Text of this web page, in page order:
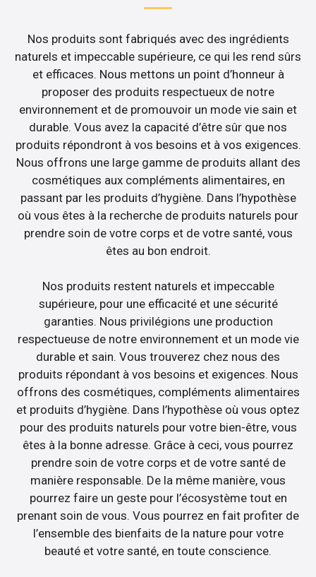
Nos produits sont fabriqués avec des ingrédients
naturels et impeccable supérieure, ce qui les rend sûrs
et efficaces. Nous mettons un point d’honneur à
proposer des produits respectueux de notre
environnement et de promouvoir un mode vie sain et
durable. Vous avez la capacité d’être sûr que nos
produits répondront à vos besoins et à vos exigences.
Nous offrons une large gamme de produits allant des
cosmétiques aux compléments alimentaires, en
passant par les produits d’hygiène. Dans l’hypothèse
où vous êtes à la recherche de produits naturels pour
prendre soin de votre corps et de votre santé, vous
êtes au bon endroit.
Nos produits restent naturels et impeccable
supérieure, pour une efficacité et une sécurité
garanties. Nous privilégions une production
respectueuse de notre environnement et un mode vie
durable et sain. Vous trouverez chez nous des
produits répondant à vos besoins et exigences. Nous
offrons des cosmétiques, compléments alimentaires
et produits d’hygiène. Dans l’hypothèse où vous optez
pour des produits naturels pour votre bien-être, vous
êtes à la bonne adresse. Grâce à ceci, vous pourrez
prendre soin de votre corps et de votre santé de
manière responsable. De la même manière, vous
pourrez faire un geste pour l’écosystème tout en
prenant soin de vous. Vous pourrez en fait profiter de
l’ensemble des bienfaits de la nature pour votre
beauté et votre santé, en toute conscience.